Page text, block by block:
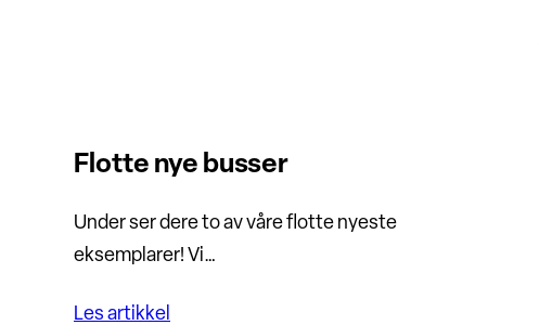
Flotte nye busser
Under ser dere to av våre flotte nyeste
eksemplarer! Vi…
Les artikkel